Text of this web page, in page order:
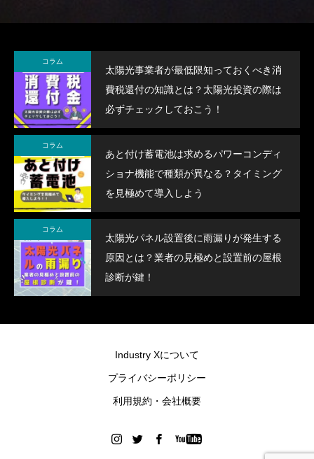
コラム
太陽光事業者が最低限知っておくべき消
費税還付の知識とは？太陽光投資の際は
必ずチェックしておこう！
コラム
あと付け蓄電池は求めるパワーコンディ
ショナ機能で種類が異なる？タイミング
を見極めて導入しよう
コラム
太陽光パネル設置後に雨漏りが発生する
原因とは？業者の見極めと設置前の屋根
診断が鍵！
Industry Xについて
プライバシーポリシー
利用規約・会社概要